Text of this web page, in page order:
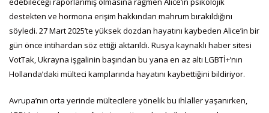
destekten ve hormona erişim hakkından mahrum bırakıldığını
söyledi. 27 Mart 2025’te yüksek dozdan hayatını kaybeden Alice’in bir
gün önce intihardan söz ettiği aktarıldı. Rusya kaynaklı haber sitesi
VotTak, Ukrayna işgalinin başından bu yana en az altı LGBTİ+’nın
Hollanda’daki mülteci kamplarında hayatını kaybettiğini bildiriyor.
Avrupa’nın orta yerinde mültecilere yönelik bu ihlaller yaşanırken,